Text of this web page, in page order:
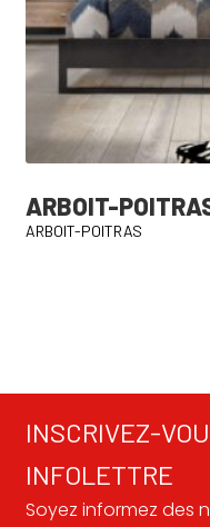
ARBOIT-
ARBOIT-POITRAS
INSCRIVEZ-
INFOLETTRE
Soyez informez des